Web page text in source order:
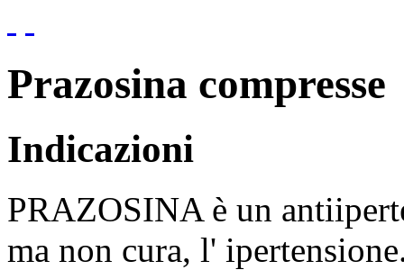
Prazosina compresse
Indicazioni
PRAZOSINA è un
ma non cura, l'